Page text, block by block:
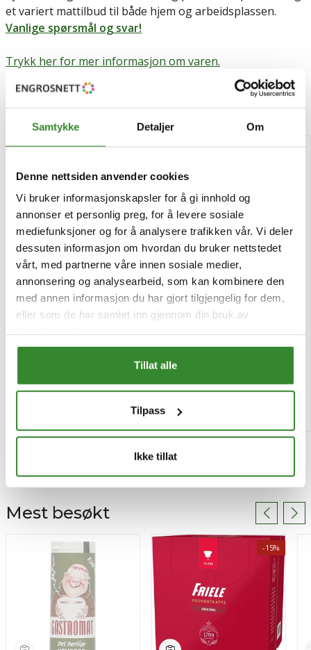
Samtykke Detaljer Om
Denne nettsiden anvender cookies
Vi bruker informasjonskapsler for å gi innhold og
annonser et personlig preg, for å levere sosiale
mediefunksjoner og for å analysere trafikken vår. Vi deler
dessuten informasjon om hvordan du bruker nettstedet
vårt, med partnerne våre innen sosiale medier,
annonsering og analysearbeid, som kan kombinere den
med annen informasjon du har gjort tilgjengelig for dem,
eller som de har samlet inn gjennom din bruk av
Tillat alle
Tilpass
Ikke tillat
et variert mattilbud til både hjem og arbeidsplassen.
Vanlige spørsmål og svar!
Trykk her for mer informasjon om varen.
Relaterte produkter
Oregano 65g
Pris
kr 67,22 /stk
Leverpostei grovere kuvert
70x22g
Pris
kr 408,01 /stk
Mest besøkt
-15%